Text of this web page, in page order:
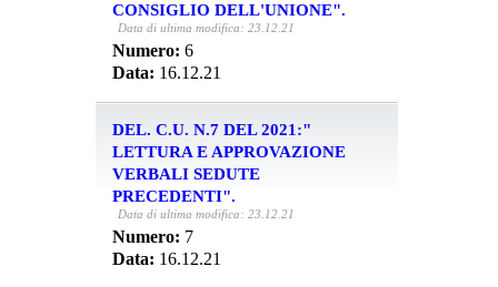
CONSIGLIO DELL'UNIONE".
Data di ultima modifica: 23.12.21
Numero: 6
Data: 16.12.21
DEL. C.U. N.7 DEL 2021:"
LETTURA E APPROVAZIONE
VERBALI SEDUTE
PRECEDENTI".
Data di ultima modifica: 23.12.21
Numero: 7
Data: 16.12.21